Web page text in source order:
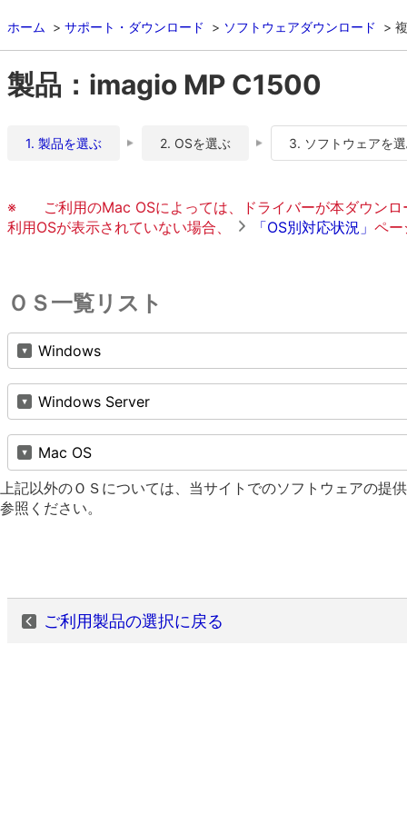
ホーム サポート・ダウンロード ソフトウェアダウンロード
製品：imagio MP C1500
1. 製品を選ぶ 2. OSを選ぶ 3. ソフトウェアを
※
ご利用のMac OSによっては、ドライバーが本ダウン
利用OSが表示されていない場合、
「OS別対応状況」 ペー
ＯＳ一覧リスト
Windows
Windows Server
Mac OS
上記以外のＯＳについては、当サイトでのソフトウェアの提
参照ください。
ご利用製品の選択に戻る